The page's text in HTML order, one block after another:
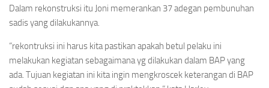
Dalam rekonstruksi itu Joni memerankan 37 adegan pembunuhan
sadis yang dilakukannya.
“rekontruksi ini harus kita pastikan apakah betul pelaku ini
melakukan kegiatan sebagaimana yg dilakukan dalam BAP yang
ada. Tujuan kegiatan ini kita ingin mengkroscek keterangan di BAP